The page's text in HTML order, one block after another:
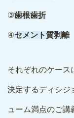
③歯根歯折
④セメント質剥離
それぞれのケース
決定するディシジ
ューム満点のご講